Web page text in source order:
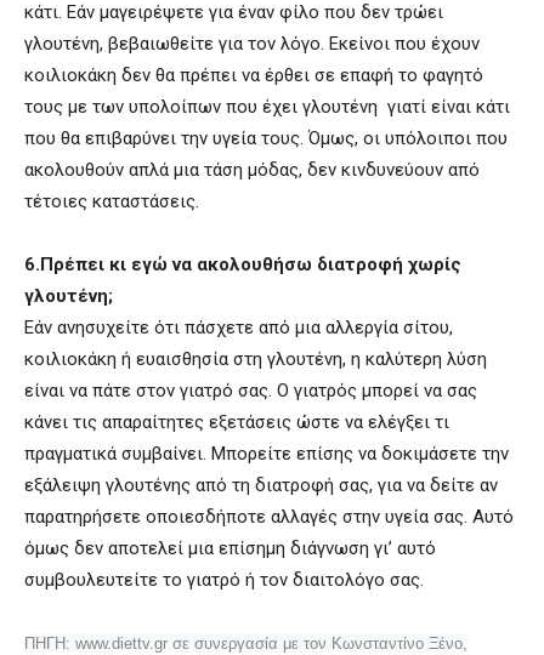
κάτι. Εάν μαγειρέψετε για έναν φίλο που δεν τρώει
γλουτένη, βεβαιωθείτε για τον λόγο. Εκείνοι που έχουν
κοιλιοκάκη δεν θα πρέπει να έρθει σε επαφή το φαγητό
τους με των υπολοίπων που έχει γλουτένη γιατί είναι κάτι
που θα επιβαρύνει την υγεία τους. Όμως, οι υπόλοιποι που
ακολουθούν απλά μια τάση μόδας, δεν κινδυνεύουν από
τέτοιες καταστάσεις.
6.Πρέπει κι εγώ να ακολουθήσω διατροφή χωρίς
γλουτένη;
Εάν ανησυχείτε ότι πάσχετε από μια αλλεργία σίτου,
κοιλιοκάκη ή ευαισθησία στη γλουτένη, η καλύτερη λύση
είναι να πάτε στον γιατρό σας. Ο γιατρός μπορεί να σας
κάνει τις απαραίτητες εξετάσεις ώστε να ελέγξει τι
πραγματικά συμβαίνει. Μπορείτε επίσης να δοκιμάσετε την
εξάλειψη γλουτένης από τη διατροφή σας, για να δείτε αν
παρατηρήσετε οποιεσδήποτε αλλαγές στην υγεία σας. Αυτό
όμως δεν αποτελεί μια επίσημη διάγνωση γι’ αυτό
συμβουλευτείτε το γιατρό ή τον διαιτολόγο σας.
ΠΗΓΗ: www.diettv.gr σε συνεργασία με τον Κωνσταντίνο Ξένο,